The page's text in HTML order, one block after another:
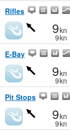
Rifles
9kn
9kn
E-Bay
9kn
9kn
Pit Stops
9kn
9kn